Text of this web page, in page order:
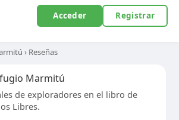
Acceder Registrar
› Reseñas
Marmitú
de exploradores en el libro de
Libres.